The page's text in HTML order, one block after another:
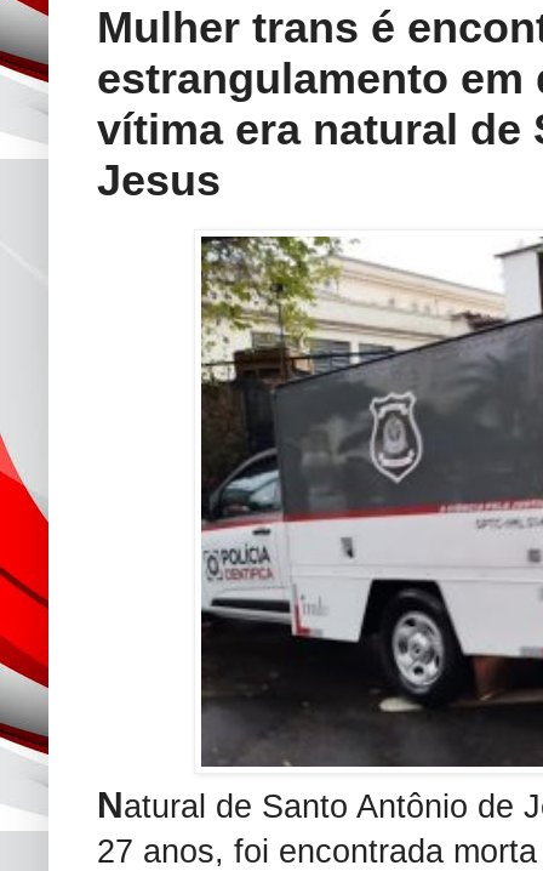
Mulher trans é
estrangulamento
vítima era natural de
Jesus
Natural de Santo Antônio de
27 anos, foi encontrada